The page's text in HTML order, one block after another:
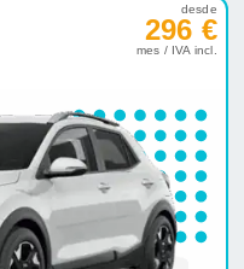
desde
296 €
mes / IVA incl.